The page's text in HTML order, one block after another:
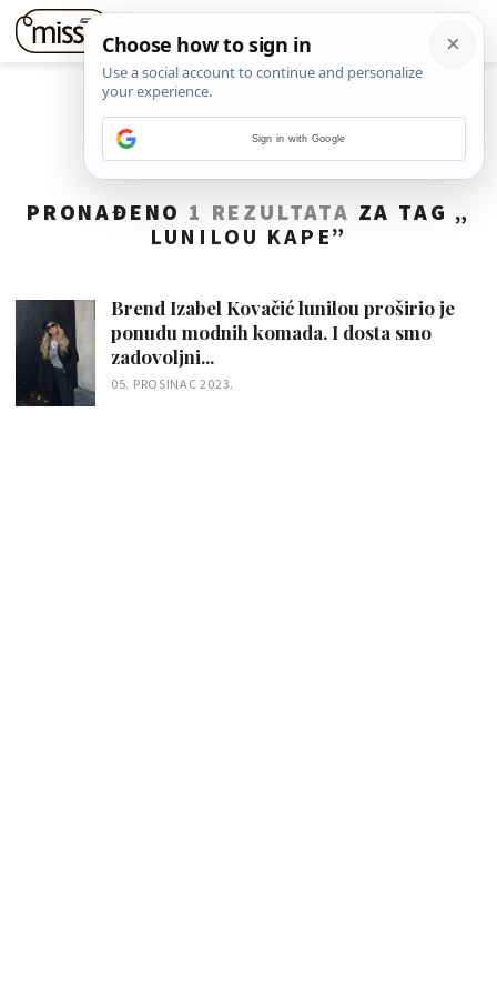
PRONAĐENO 1 REZULTATA ZA TAG „
LUNILOU KAPE”
Brend Izabel Kovačić lunilou proširio je
ponudu modnih komada. I dosta smo
zadovoljni...
05. PROSINAC 2023.
Sign in with Google